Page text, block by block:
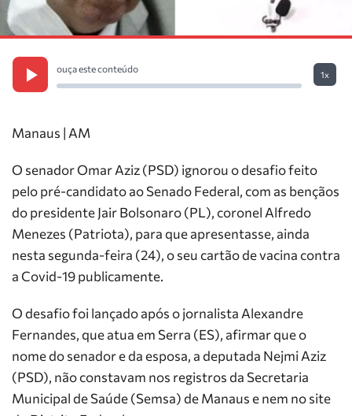
ouça este conteúdo
1x
Manaus | AM
O senador Omar Aziz (PSD) ignorou o desafio feito
pelo pré-candidato ao Senado Federal, com as bençãos
do presidente Jair Bolsonaro (PL), coronel Alfredo
Menezes (Patriota), para que apresentasse, ainda
nesta segunda-feira (24), o seu cartão de vacina contra
a Covid-19 publicamente.
O desafio foi lançado após o jornalista Alexandre
Fernandes, que atua em Serra (ES), afirmar que o
nome do senador e da esposa, a deputada Nejmi Aziz
(PSD), não constavam nos registros da Secretaria
Municipal de Saúde (Semsa) de Manaus e nem no site